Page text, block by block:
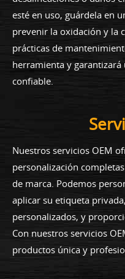
esté en uso, guárdela en
prevenir la oxidación y la
prácticas de
herramienta y
confiable.
Nuestros servicios OEM
personalización
de marca. Podemos
aplicar su etiqueta
personalizados, y
Con nuestros servicios
productos única y